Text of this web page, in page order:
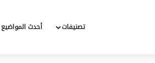
تصنيفات أحدث المواضيع